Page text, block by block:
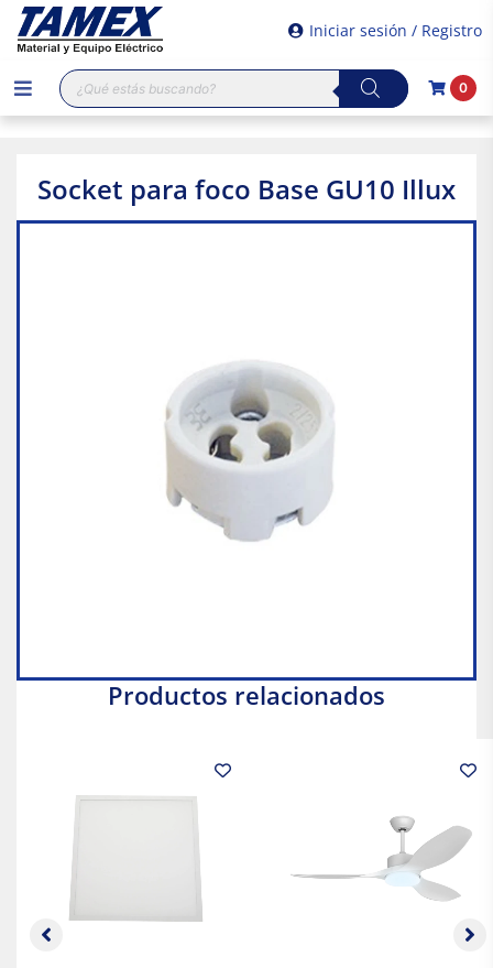
Iniciar sesión / Registro
Búsqueda
de
productos
0
Socket para foco Base GU10 Illux
Productos relacionados